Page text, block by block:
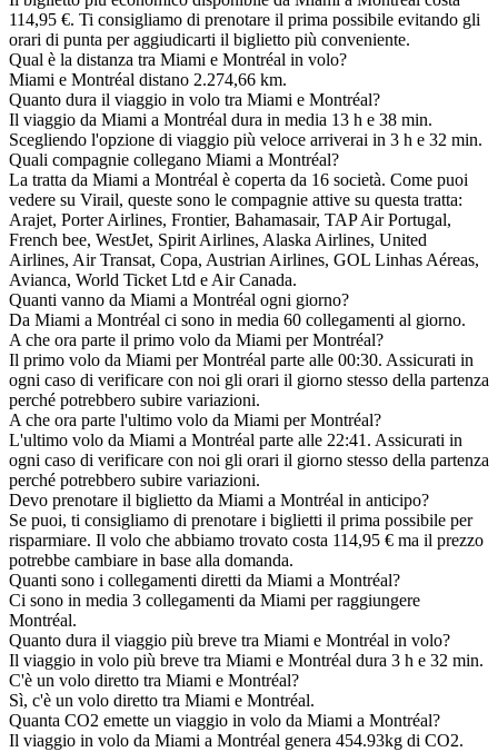
114,95 €. Ti consigliamo di prenotare il prima possibile evitando gli
orari di punta per aggiudicarti il biglietto più conveniente.
Qual è la distanza tra Miami e Montréal in volo?
Miami e Montréal distano 2.274,66 km.
Quanto dura il viaggio in volo tra Miami e Montréal?
Il viaggio da Miami a Montréal dura in media 13 h e 38 min.
Scegliendo l'opzione di viaggio più veloce arriverai in 3 h e 32 min.
Quali compagnie collegano Miami a Montréal?
La tratta da Miami a Montréal è coperta da 16 società. Come puoi
vedere su Virail, queste sono le compagnie attive su questa tratta:
Arajet, Porter Airlines, Frontier, Bahamasair, TAP Air Portugal,
French bee, WestJet, Spirit Airlines, Alaska Airlines, United
Airlines, Air Transat, Copa, Austrian Airlines, GOL Linhas Aéreas,
Avianca, World Ticket Ltd e Air Canada.
Quanti vanno da Miami a Montréal ogni giorno?
Da Miami a Montréal ci sono in media 60 collegamenti al giorno.
A che ora parte il primo volo da Miami per Montréal?
Il primo volo da Miami per Montréal parte alle 00:30. Assicurati in
ogni caso di verificare con noi gli orari il giorno stesso della partenza
perché potrebbero subire variazioni.
A che ora parte l'ultimo volo da Miami per Montréal?
L'ultimo volo da Miami a Montréal parte alle 22:41. Assicurati in
ogni caso di verificare con noi gli orari il giorno stesso della partenza
perché potrebbero subire variazioni.
Devo prenotare il biglietto da Miami a Montréal in anticipo?
Se puoi, ti consigliamo di prenotare i biglietti il prima possibile per
risparmiare. Il volo che abbiamo trovato costa 114,95 € ma il prezzo
potrebbe cambiare in base alla domanda.
Quanti sono i collegamenti diretti da Miami a Montréal?
Ci sono in media 3 collegamenti da Miami per raggiungere
Montréal.
Quanto dura il viaggio più breve tra Miami e Montréal in volo?
Il viaggio in volo più breve tra Miami e Montréal dura 3 h e 32 min.
C'è un volo diretto tra Miami e Montréal?
Sì, c'è un volo diretto tra Miami e Montréal.
Quanta CO2 emette un viaggio in volo da Miami a Montréal?
Il viaggio in volo da Miami a Montréal genera 454.93kg di CO2.